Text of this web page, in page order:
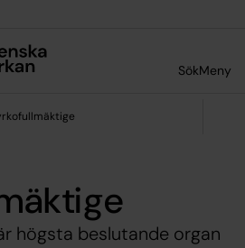
SökMeny
högsta beslutande organ